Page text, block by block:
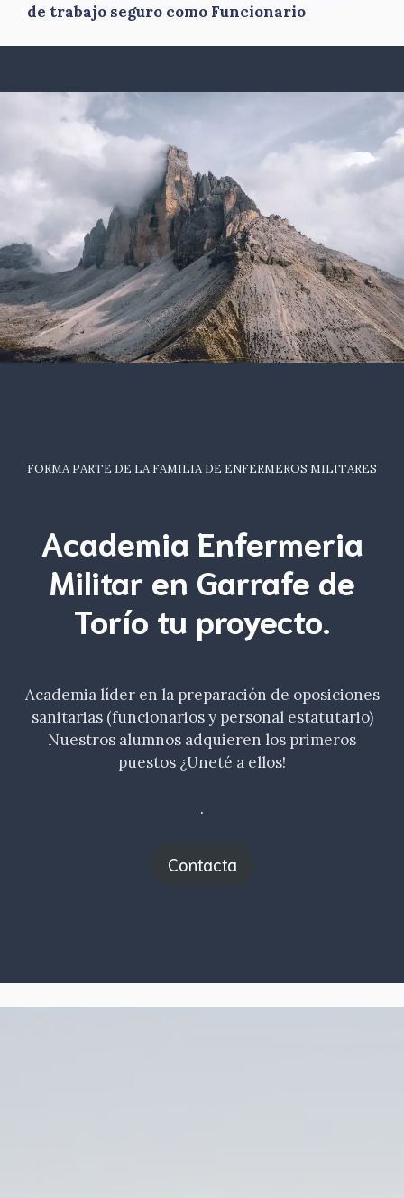
de trabajo seguro como Funcionario
FORMA PARTE DE LA FAMILIA DE ENFERMEROS MILITARES
Academia Enfermeria
Militar en Garrafe de
Torío tu proyecto.
Academia líder en la preparación de oposiciones
sanitarias (funcionarios y personal estatutario)
Nuestros alumnos adquieren los primeros
puestos ¿Uneté a ellos!
.
Contacta